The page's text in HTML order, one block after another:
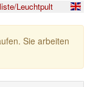
Leuchtpult
Sie arbeiten